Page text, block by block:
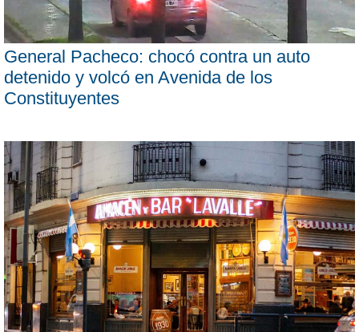
General Pacheco: chocó contra un auto
detenido y volcó en Avenida de los
Constituyentes